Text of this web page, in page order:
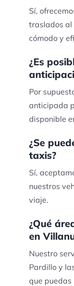
Sí,
traslados al
cómodo y
¿Es
Por
anticipada
disponible
¿Se
taxis?
Sí,
nuestros
viaje.
¿Qué
en
Nuestro
Pardillo y
que